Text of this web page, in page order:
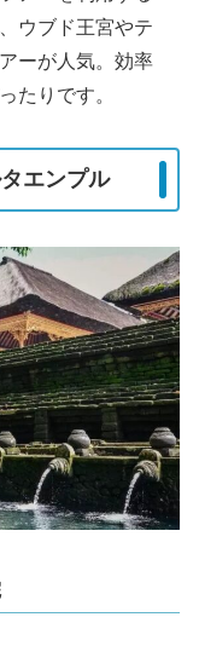
ウブド王宮やテ
ーが人気。効率
たりです。
エンプル